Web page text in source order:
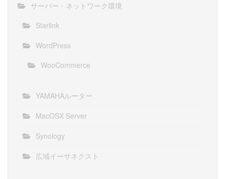
サーバー・ネットワーク環境
Starlink
WordPress
WooCommerce
YAMAHAルーター
MacOSX Server
Synology
広域イーサネクスト